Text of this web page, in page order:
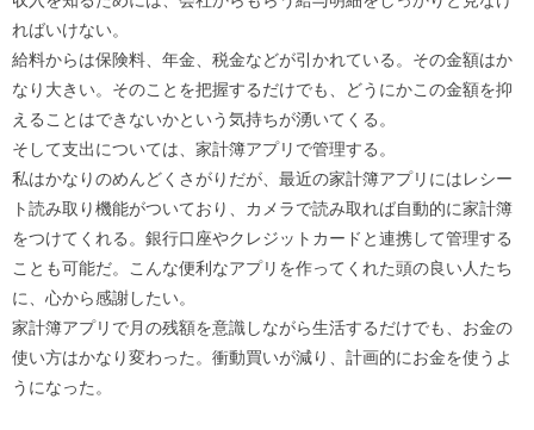
ればいけない。
給料からは保険料、年金、税金などが引かれている。その金額はか
なり大きい。そのことを把握するだけでも、どうにかこの金額を抑
えることはできないかという気持ちが湧いてくる。
そして支出については、家計簿アプリで管理する。
私はかなりのめんどくさがりだが、最近の家計簿アプリにはレシー
ト読み取り機能がついており、カメラで読み取れば自動的に家計簿
をつけてくれる。銀行口座やクレジットカードと連携して管理する
ことも可能だ。こんな便利なアプリを作ってくれた頭の良い人たち
に、心から感謝したい。
家計簿アプリで月の残額を意識しながら生活するだけでも、お金の
使い方はかなり変わった。衝動買いが減り、計画的にお金を使うよ
うになった。